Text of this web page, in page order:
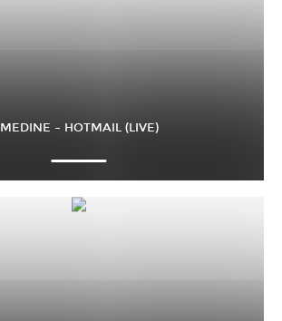
MEDINE – HOTMAIL (LIVE)